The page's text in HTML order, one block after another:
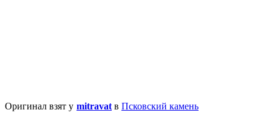
Оригинал взят у mitravat в Псковский камень